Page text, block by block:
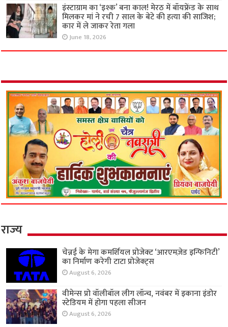
इंस्टाग्राम का ‘इश्क’ बना काल! मेरठ में बॉयफ्रेंड के साथ
मिलकर मां ने रची 7 साल के बेटे की हत्या की साजिश;
कार में ले जाकर रेता गला
June 18, 2026
राज्य
चेन्नई के मेगा कमर्शियल प्रोजेक्ट ‘आरएमज़ेड इन्फिनिटी’
का निर्माण करेगी टाटा प्रोजेक्ट्स
August 6, 2026
वीमेन्स प्रो वॉलीबॉल लीग लॉन्च, नवंबर में इकाना इंडोर
स्टेडियम में होगा पहला सीजन
August 6, 2026